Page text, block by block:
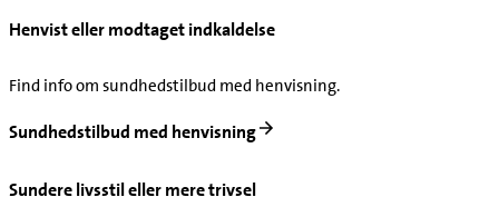
Henvist eller modtaget indkaldelse
Find info om sundhedstilbud med henvisning.
Sundhedstilbud med henvisning
Sundere livsstil eller mere trivsel